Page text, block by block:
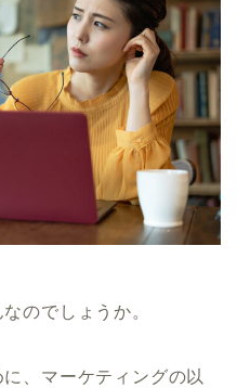
のでしょうか。
、マーケティングの以